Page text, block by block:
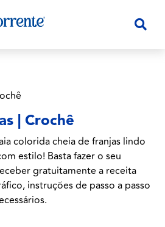
| Crochê
colorida cheia de franjas lindo
estilo! Basta fazer o seu
gratuitamente a receita
instruções de passo a passo